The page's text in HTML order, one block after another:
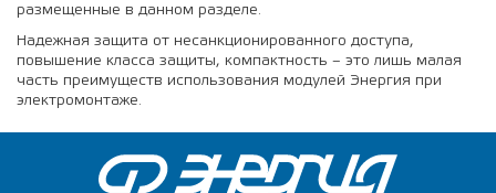
размещенные в данном разделе.
Надежная защита от несанкционированного доступа,
повышение класса защиты, компактность – это лишь малая
часть преимуществ использования модулей Энергия при
электромонтаже.